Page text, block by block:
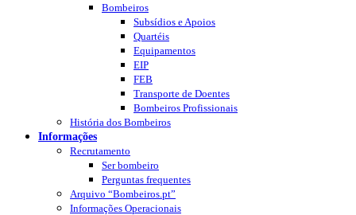
Bombeiros
Subsídios e Apoios
Quartéis
Equipamentos
EIP
FEB
Transporte de Doentes
Bombeiros Profissionais
História dos Bombeiros
Informações
Recrutamento
Ser bombeiro
Perguntas frequentes
Arquivo “Bombeiros.pt”
Informações Operacionais